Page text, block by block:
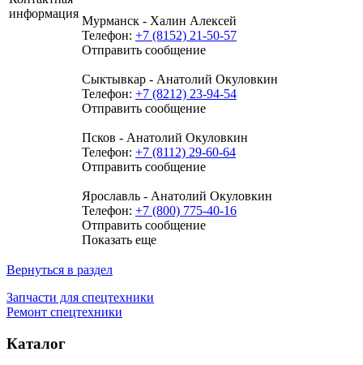
информация
Мурманск - Халин Алексей
Телефон: +7 (8152) 21-50-57
Отправить сообщение
Сыктывкар - Анатолий Окуловкин
Телефон: +7 (8212) 23-94-54
Отправить сообщение
Псков - Анатолий Окуловкин
Телефон: +7 (8112) 29-60-64
Отправить сообщение
Ярославль - Анатолий Окуловкин
Телефон: +7 (800) 775-40-16
Отправить сообщение
Показать еще
Вернуться в раздел
Запчасти для спецтехники
Ремонт спецтехники
Каталог